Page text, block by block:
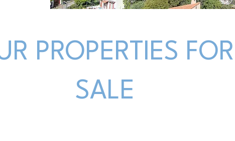
PROPERTIES FOR
SALE